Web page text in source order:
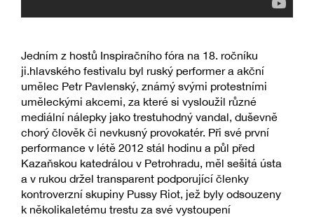
Jedním z hostů Inspiračního fóra na 18. ročníku
ji.hlavského festivalu byl ruský performer a akční
umělec Petr Pavlenský, známý svými protestními
uměleckými akcemi, za které si vysloužil různé
mediální nálepky jako trestuhodný vandal, duševně
chorý člověk či nevkusný provokatér. Při své první
performance v létě 2012 stál hodinu a půl před
Kazaňskou katedrálou v Petrohradu, měl sešitá ústa
a v rukou držel transparent podporující členky
kontroverzní skupiny Pussy Riot, jež byly odsouzeny
k několikaletému trestu za své vystoupení